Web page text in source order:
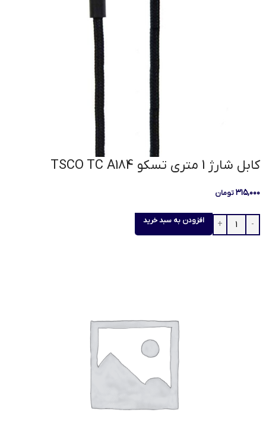
کابل شارژ 1 متری تسکو TSCO TC A184
۳۱۵,۰۰۰تومان
افزودن به سبد خرید